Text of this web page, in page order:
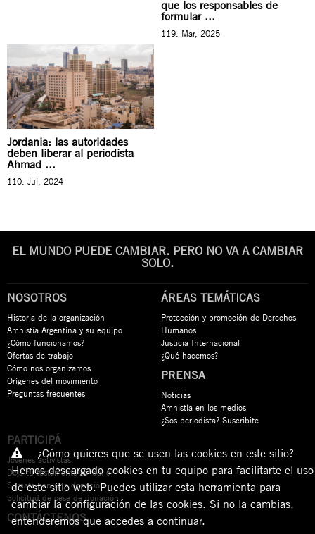
que los responsables de
formular ...
119. Mar, 2025
Jordania: las autoridades
deben liberar al periodista
Ahmad ...
110. Jul, 2024
EL MUNDO PUEDE CAMBIAR. PERO NO VA A CAMBIAR
SOLO.
NOSOTROS
Historia de la organización
Amnistía Argentina y su equipo
¿Cómo funcionamos?
Ofertas de trabajo
Cómo nos organizamos
Orígenes del movimiento
Preguntas frecuentes
ÁREAS TEMÁTICAS
Protección y promoción de Derechos
Humanos
Justicia Internacional
¿Qué hacemos?
PRENSA
Noticias
Amnistía en los medios
¿Sos periodista? Suscribite
PARTICIPÁ
Jóvenes activistas
Dejá tu testamento solidario
Sumate con una donación
Solicitud de cese de donación
CONTÁCTENOS
¿Cómo quieres que se usen las cookies en este sitio?
Hemos descargado cookies en tu equipo para facilitarte el uso
de este sitio web. Puedes utilizar esta herramienta para
cambiar la configuración de las cookies. Si no la cambias,
entenderemos que accedes a continuar.